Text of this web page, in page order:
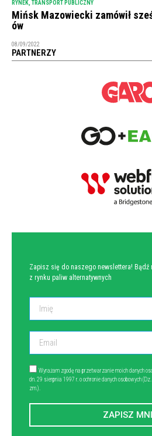
RYNEK TRANSPORT PUBLICZNY
Mińsk Mazowiecki zamówił
ów
08/09/2022
PARTNERZY
Zapisz się do naszego newslettera! Bądź
z rynku paliw alternatywnych
Wyrażam zgodę na przetwarzanie moich danych
dn. 29 sierpnia 1997 r. o ochronie danych osobowych
zm.).
ZAPISZ